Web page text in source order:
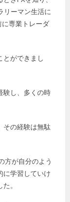
リーマン生活に
専業トレーダ
とができまし
験し、多くの時
その経験は無駄
方が自分のよう
に学習していけ
。